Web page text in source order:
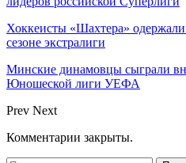
Хоккеисты «Шахтера»
сезоне экстралиги
Минские динамовцы сыграли
Юношеской лиги УЕФА
Prev Next
Комментарии закрыты.